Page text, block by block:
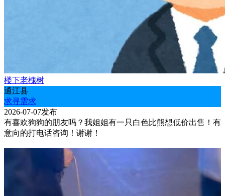
楼下老槐树
通江县
求寻需求
2026-07-07发布
有喜欢狗狗的朋友吗？我姐姐有一只白色比熊想低价出售！有
意向的打电话咨询！谢谢！